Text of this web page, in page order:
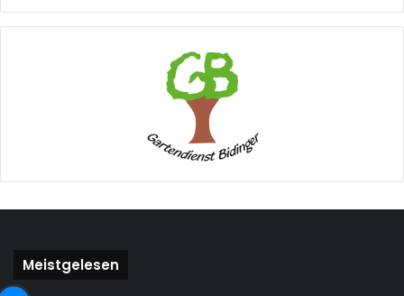
Meistgelesen